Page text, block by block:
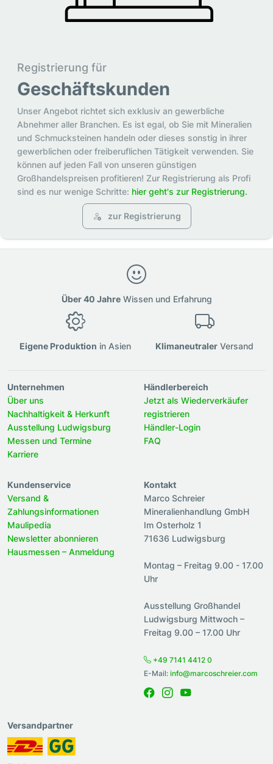
Registrierung für
Geschäftskunden
Unser Angebot richtet sich exklusiv an gewerbliche
Abnehmer aller Branchen. Es ist egal, ob Sie mit Mineralien
und Schmucksteinen handeln oder dieses sonstig in ihrer
gewerblichen oder freiberuflichen Tätigkeit verwenden. Sie
können auf jeden Fall von unseren günstigen
Großhandelspreisen profitieren! Zur Registrierung als Profi
sind es nur wenige Schritte: hier geht's zur Registrierung.
zur Registrierung
Über 40 JahreWissen und Erfahrung
Eigene Produktion in Asien Klimaneutraler Versand
Unternehmen
Über uns
Nachhaltigkeit & Herkunft
Ausstellung Ludwigsburg
Messen und Termine
Karriere
Händlerbereich
Jetzt als Wiederverkäufer
registrieren
Händler-Login
FAQ
Kundenservice
Versand &
Zahlungsinformationen
Maulipedia
Newsletter abonnieren
Hausmessen – Anmeldung
Kontakt
Marco Schreier
Mineralienhandlung GmbH
Im Osterholz 1
71636 Ludwigsburg
Montag – Freitag 9.00 - 17.00
Uhr
Ausstellung Großhandel
Ludwigsburg Mittwoch –
Freitag 9.00 – 17.00 Uhr
+49 7141 4412 0
E-Mail: info@marcoschreier.com
Versandpartner